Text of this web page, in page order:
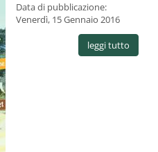
Data di pubblicazione:
Venerdì, 15 Gennaio 2016
leggi tutto